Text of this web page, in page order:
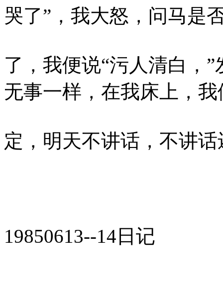
哭了”，我大怒，问马是
了，我便说“污人清白，
无事一样，在我床上，
定，明天不讲话，不讲
19850613--14日记